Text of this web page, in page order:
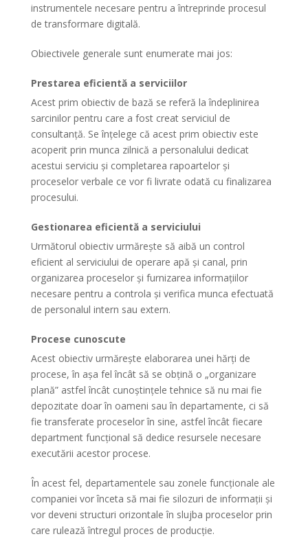
instrumentele necesare pentru a întreprinde procesul
de transformare digitală.
Obiectivele generale sunt enumerate mai jos:
Prestarea eficientă a serviciilor
Acest prim obiectiv de bază se referă la îndeplinirea
sarcinilor pentru care a fost creat serviciul de
consultanță. Se înțelege că acest prim obiectiv este
acoperit prin munca zilnică a personalului dedicat
acestui serviciu și completarea rapoartelor și
proceselor verbale ce vor fi livrate odată cu finalizarea
procesului.
Gestionarea eficientă a serviciului
Următorul obiectiv urmărește să aibă un control
eficient al serviciului de operare apă și canal, prin
organizarea proceselor și furnizarea informațiilor
necesare pentru a controla și verifica munca efectuată
de personalul intern sau extern.
Procese cunoscute
Acest obiectiv urmărește elaborarea unei hărți de
procese, în așa fel încât să se obțină o „organizare
plană” astfel încât cunoștințele tehnice să nu mai fie
depozitate doar în oameni sau în departamente, ci să
fie transferate proceselor în sine, astfel încât fiecare
department funcțional să dedice resursele necesare
executării acestor procese.
În acest fel, departamentele sau zonele funcționale ale
companiei vor înceta să mai fie silozuri de informații și
vor deveni structuri orizontale în slujba proceselor prin
care rulează întregul proces de producție.